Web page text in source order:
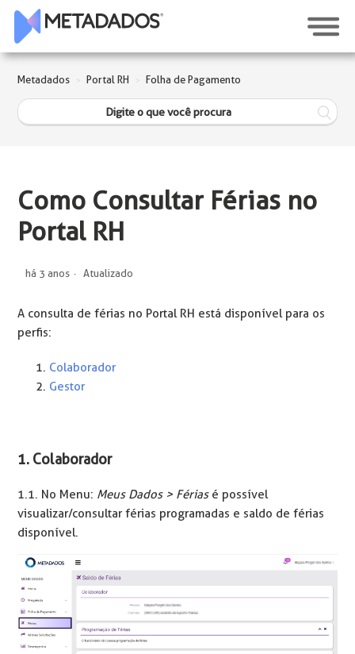
Metadados Portal RH Folha de Pagamento
Como Consultar Férias no
Portal RH
há 3 anos Atualizado
A consulta de férias no Portal RH está disponível para os
perfis:
Colaborador
Gestor
1. Colaborador
1.1. No Menu: Meus Dados > Fériasé possível
visualizar/consultar férias programadas e saldo de férias
disponível.